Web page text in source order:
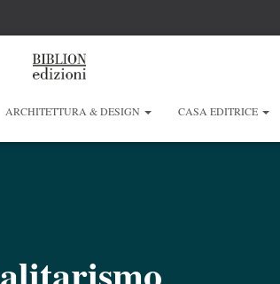
ARCHITETTURA & DESIGN CASA EDITRICE